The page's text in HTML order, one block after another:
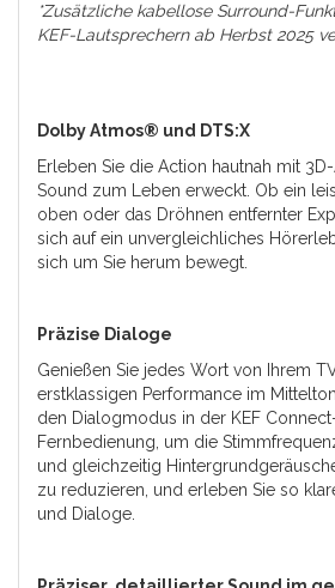
*Zusätzliche kabellose Surround-
KEF-Lautsprechern ab Herbst 2025
Dolby Atmos® und DTS:X
Erleben Sie die Action hautnah mit
Sound zum Leben erweckt. Ob ein
oben oder das Dröhnen entfernter
sich auf ein unvergleichliches
sich um Sie herum bewegt.
Präzise Dialoge
Genießen Sie jedes Wort von Ihrem
erstklassigen Performance im
den Dialogmodus in der KEF
Fernbedienung, um die
und gleichzeitig
zu reduzieren, und erleben Sie so
und Dialoge.